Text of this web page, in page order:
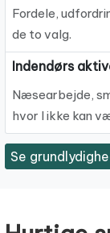
Fordele,
de to valg.
Indendørs
Næsearbejde,
hvor I ikke kan
Se